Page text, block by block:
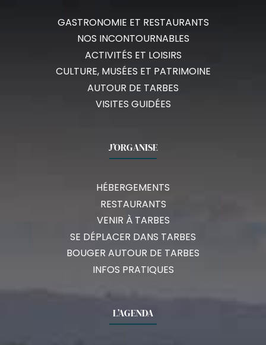
GASTRONOMIE ET RESTAURANTS
NOS INCONTOURNABLES
ACTIVITÉS ET LOISIRS
CULTURE, MUSÉES ET PATRIMOINE
AUTOUR DE TARBES
VISITES GUIDÉES
J’ORGANISE
HÉBERGEMENTS
RESTAURANTS
VENIR À TARBES
SE DÉPLACER DANS TARBES
BOUGER AUTOUR DE TARBES
INFOS PRATIQUES
L’AGENDA